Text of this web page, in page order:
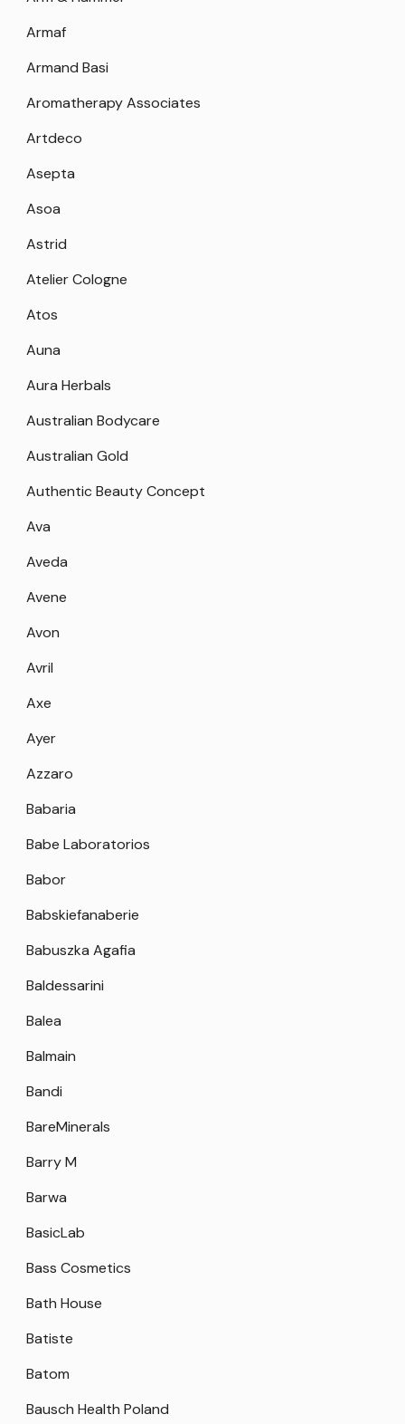
Armaf
Armand Basi
Aromatherapy Associates
Artdeco
Asepta
Asoa
Astrid
Atelier Cologne
Atos
Auna
Aura Herbals
Australian Bodycare
Australian Gold
Authentic Beauty Concept
Ava
Aveda
Avene
Avon
Avril
Axe
Ayer
Azzaro
Babaria
Babe Laboratorios
Babor
Babskiefanaberie
Babuszka Agafia
Baldessarini
Balea
Balmain
Bandi
BareMinerals
Barry M
Barwa
BasicLab
Bass Cosmetics
Bath House
Batiste
Batom
Bausch Health Poland